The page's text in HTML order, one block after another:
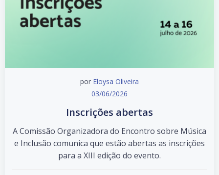
por Eloysa Oliveira
03/06/2026
Inscrições abertas
A Comissão Organizadora do Encontro sobre Música
e Inclusão comunica que estão abertas as inscrições
para a XIII edição do evento.